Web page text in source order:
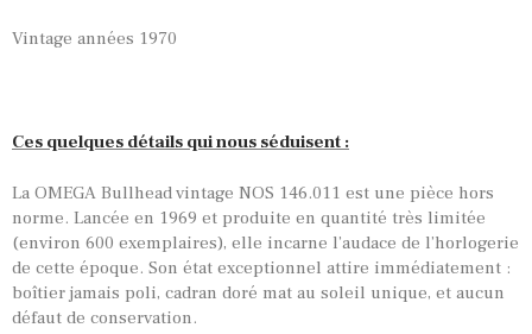
Vintage années 1970
Ces quelques détails qui nous séduisent :
La OMEGA Bullhead vintage NOS 146.011 est une pièce hors
norme. Lancée en 1969 et produite en quantité très limitée
(environ 600 exemplaires), elle incarne l’audace de l’horlogerie
de cette époque. Son état exceptionnel attire immédiatement :
boîtier jamais poli, cadran doré mat au soleil unique, et aucun
défaut de conservation.